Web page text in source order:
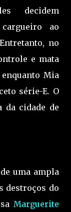
decidem
ao
no
e mata
Mia
série-E. O
da cidade de
uma ampla
destroços do
Marguerite